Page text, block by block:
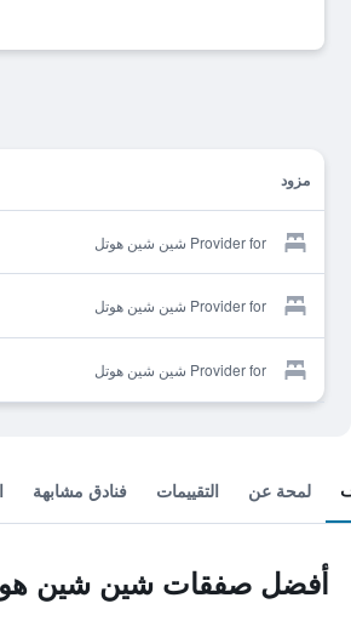
مزود
Provider for شين شين هوتل
Provider for شين شين هوتل
Provider for شين شين هوتل
لمحة عن التقييمات فنادق مشابهة
أفضل صفقات شين شين